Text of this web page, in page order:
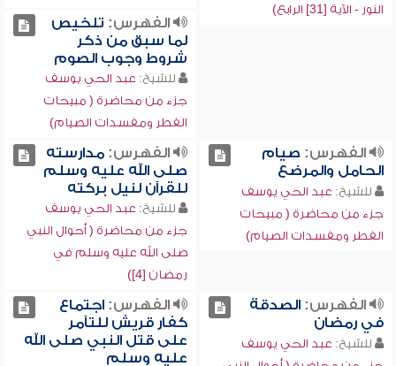
النور - الآية [31] الرابع)
الفهرس: تلخيص
لما سبق من ذكر
شروط وجوب الصوم
للشيخ: عبد الحي يوسف
جزء من محاضرة ( مبيحات
الفطر ومفسدات الصيام)
الفهرس: صيام
الحامل والمرضع
للشيخ: عبد الحي يوسف
جزء من محاضرة ( مبيحات
الفطر ومفسدات الصيام)
الفهرس:مدارسته
صلى الله عليه وسلم
للقرآن لنيل بركته
للشيخ: عبد الحي يوسف
جزء من محاضرة ( أحوال النبي
صلى الله عليه وسلم في
رمضان [4])
الفهرس:الصدقة
في رمضان
للشيخ: عبد الحي يوسف
الفهرس:اجتماع
كفار قريش للتآمر
على قتل النبي صلى الله
عليه وسلم